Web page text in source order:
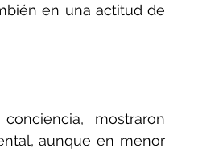
en una actitud de
mostraron
aunque en menor